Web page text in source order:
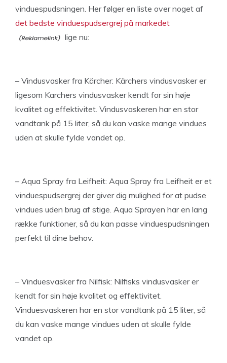
vinduespudsningen. Her følger en liste over noget af
det bedste vinduespudsergrej på markedet
lige nu:
– Vindusvasker fra Kärcher: Kärchers vindusvasker er
ligesom Karchers vindusvasker kendt for sin høje
kvalitet og effektivitet. Vindusvaskeren har en stor
vandtank på 15 liter, så du kan vaske mange vindues
uden at skulle fylde vandet op.
– Aqua Spray fra Leifheit: Aqua Spray fra Leifheit er et
vinduespudsergrej der giver dig mulighed for at pudse
vindues uden brug af stige. Aqua Sprayen har en lang
række funktioner, så du kan passe vinduespudsningen
perfekt til dine behov.
– Vinduesvasker fra Nilfisk: Nilfisks vindusvasker er
kendt for sin høje kvalitet og effektivitet.
Vinduesvaskeren har en stor vandtank på 15 liter, så
du kan vaske mange vindues uden at skulle fylde
vandet op.